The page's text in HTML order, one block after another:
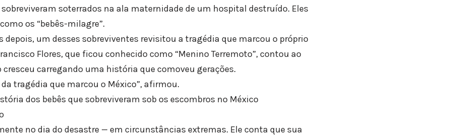
soterrados na ala maternidade de um hospital destruído. Eles
os “bebês-milagre”.
depois, um desses sobreviventes revisitou a tragédia que marcou o próprio
Flores, que ficou conhecido como “Menino Terremoto”, contou ao
cresceu carregando uma história que comoveu gerações.
tragédia que marcou o México”, afirmou.
dos bebês que sobreviveram sob os escombros no México
no dia do desastre — em circunstâncias extremas. Ele conta que sua